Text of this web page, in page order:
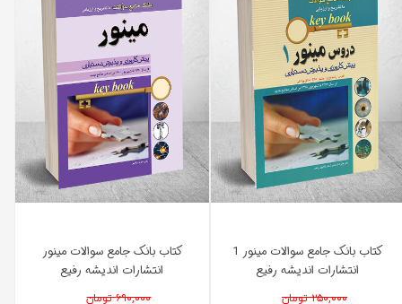
کتاب بانک جامع سوالات مینور 1
انتشارات اندیشه رفیع
۲۵۰,۰۰۰ تومان
کتاب بانک جامع سوالات مینور
انتشارات اندیشه رفیع
۶۹۰,۰۰۰ تومان